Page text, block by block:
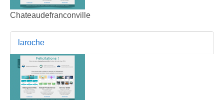
Chateaudefranconville
laroche